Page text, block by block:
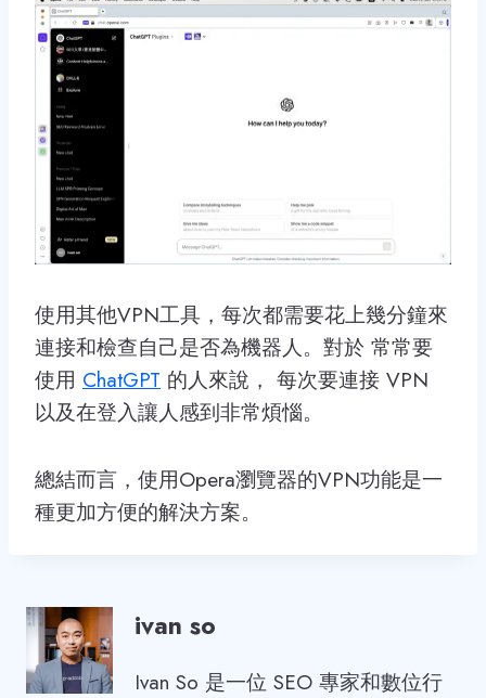
使用其他VPN工具，每次都需要花上幾分鐘來
連接和檢查自己是否為機器人。對於 常常要
使用 ChatGPT 的人來說， 每次要連接 VPN
以及在登入讓人感到非常煩惱。
總結而言，使用Opera瀏覽器的VPN功能是一
種更加方便的解決方案。
ivan so
Ivan So 是一位 SEO 專家和數位行